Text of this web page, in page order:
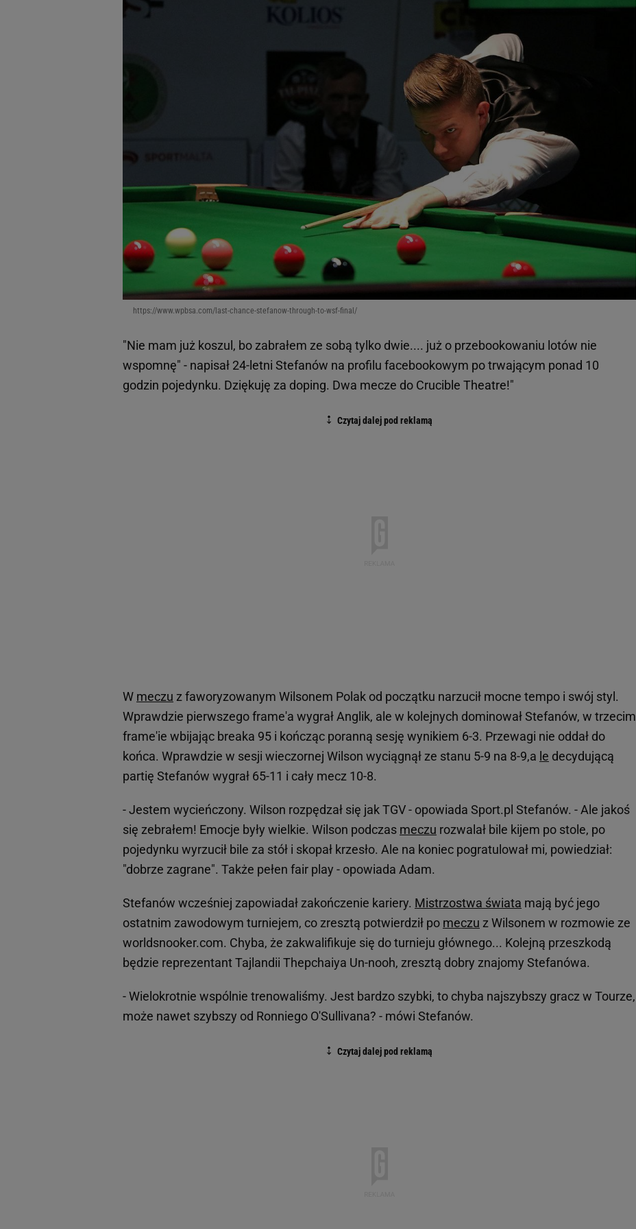
https://www.wpbsa.com/last-chance-stefanow-through-to-wsf-final/
"Nie mam już koszul, bo zabrałem ze sobą tylko dwie.... już o przebookowaniu lotów nie
wspomnę" - napisał 24-letni Stefanów na profilu facebookowym po trwającym ponad 10
godzin pojedynku. Dziękuję za doping. Dwa mecze do Crucible Theatre!"
W meczu z faworyzowanym Wilsonem Polak od początku narzucił mocne tempo i swój styl.
Wprawdzie pierwszego frame'a wygrał Anglik, ale w kolejnych dominował Stefanów, w trzecim
frame'ie wbijając breaka 95 i kończąc poranną sesję wynikiem 6-3. Przewagi nie oddał do
końca. Wprawdzie w sesji wieczornej Wilson wyciągnął ze stanu 5-9 na 8-9,a le decydującą
partię Stefanów wygrał 65-11 i cały mecz 10-8.
- Jestem wycieńczony. Wilson rozpędzał się jak TGV - opowiada Sport.pl Stefanów. - Ale jakoś
się zebrałem! Emocje były wielkie. Wilson podczas meczu rozwalał bile kijem po stole, po
pojedynku wyrzucił bile za stół i skopał krzesło. Ale na koniec pogratulował mi, powiedział:
"dobrze zagrane". Także pełen fair play - opowiada Adam.
Stefanów wcześniej zapowiadał zakończenie kariery. Mistrzostwa świata mają być jego
ostatnim zawodowym turniejem, co zresztą potwierdził po meczu z Wilsonem w rozmowie ze
worldsnooker.com. Chyba, że zakwalifikuje się do turnieju głównego... Kolejną przeszkodą
będzie reprezentant Tajlandii Thepchaiya Un-nooh, zresztą dobry znajomy Stefanówa.
- Wielokrotnie wspólnie trenowaliśmy. Jest bardzo szybki, to chyba najszybszy gracz w Tourze,
może nawet szybszy od Ronniego O'Sullivana? - mówi Stefanów.